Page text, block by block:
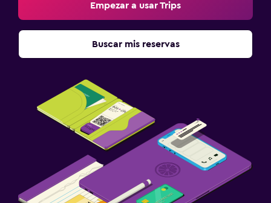
Empezar a usar Trips
Buscar mis reservas